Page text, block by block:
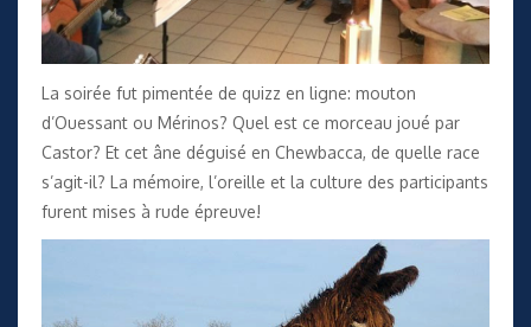
La soirée fut pimentée de quizz en ligne: mouton
d’Ouessant ou Mérinos? Quel est ce morceau joué par
Castor? Et cet âne déguisé en Chewbacca, de quelle race
s’agit-il? La mémoire, l’oreille et la culture des participants
furent mises à rude épreuve!